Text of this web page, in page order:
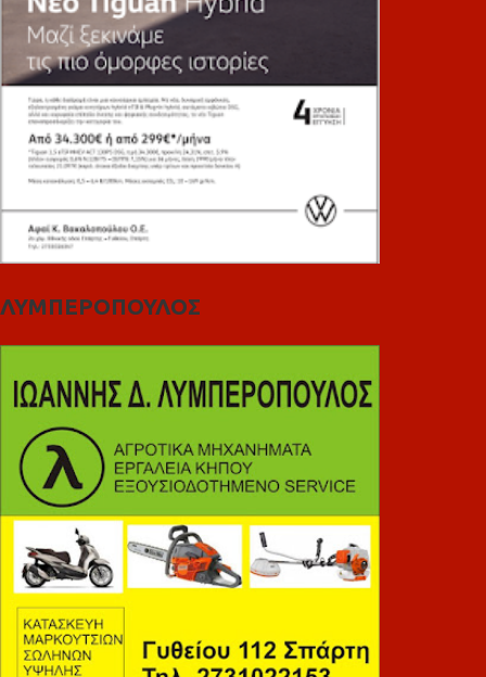
ΛΥΜΠΕΡΟΠΟΥΛΟΣ